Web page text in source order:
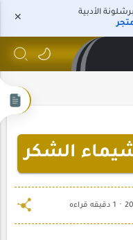
الأدبية
الشكر
1 دقيقه قراءه